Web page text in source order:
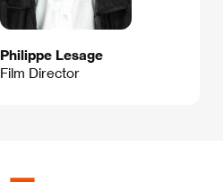
Philippe Lesage
Film Director